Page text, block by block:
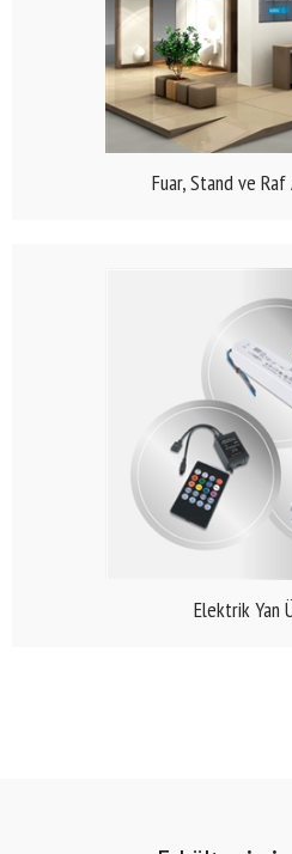
Fuar, Stand ve Raf
Elektrik Yan